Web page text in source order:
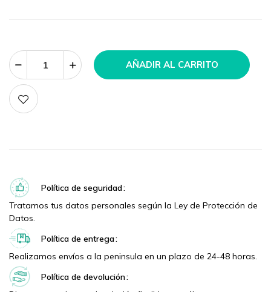
AÑADIR AL CARRITO
Política de seguridad
Tratamos tus datos personales según la Ley de Protección de
Datos.
Política de entrega
Realizamos envíos a la peninsula en un plazo de 24-48 horas.
Política de devolución